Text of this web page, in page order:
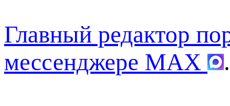
Главный редактор
мессенджере MAX
.